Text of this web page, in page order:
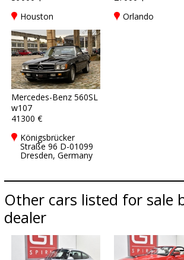
Houston
Orlando
Mercedes-Benz 560SL
w107
41300 €
Königsbrücker
Straße 96 D-01099
Dresden, Germany
Other cars listed for sale
dealer